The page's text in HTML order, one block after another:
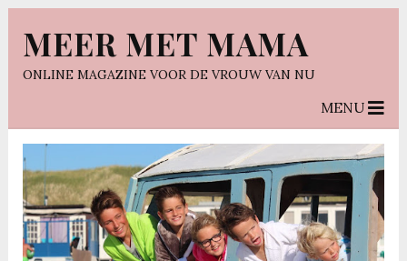
MEER MET MAMA
ONLINE MAGAZINE VOOR DE VROUW VAN NU
MENU